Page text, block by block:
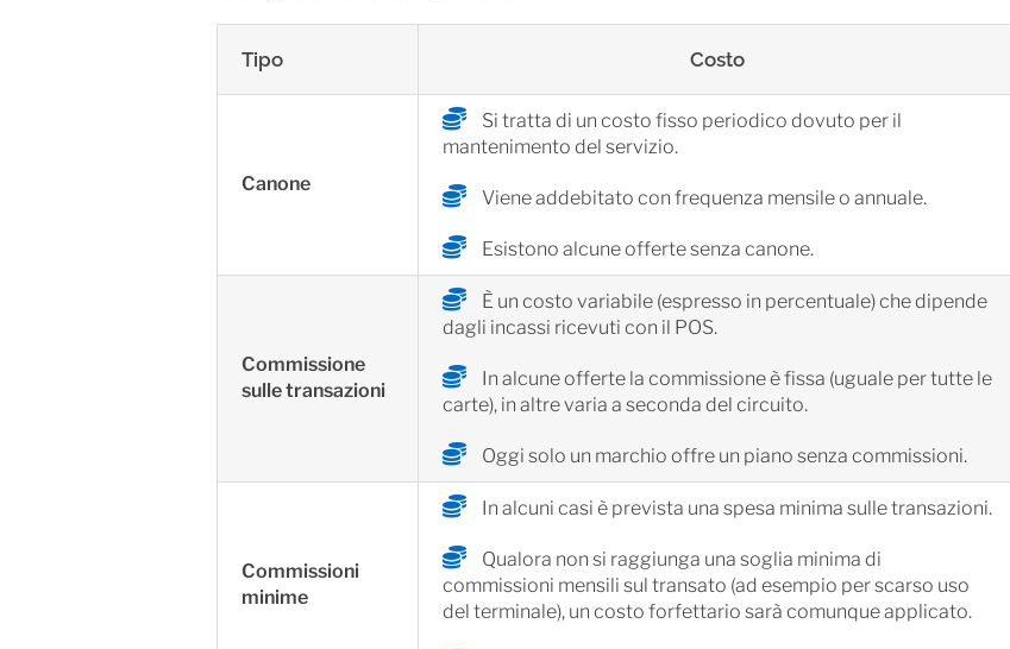
Tipo Costo
Canone
Si tratta di un costo fisso periodico dovuto per il
mantenimento del servizio.
Viene addebitato con frequenza mensile o annuale.
Esistono alcune offerte senza canone.
Commissione
sulle transazioni
È un costo variabile (espresso in percentuale) che dipende
dagli incassi ricevuti con il POS.
In alcune offerte la commissione è fissa (uguale per tutte le
carte), in altre varia a seconda del circuito.
Oggi solo un marchio offre un piano senza commissioni.
Commissioni
minime
In alcuni casi è prevista una spesa minima sulle transazioni.
Qualora non si raggiunga una soglia minima di
commissioni mensili sul transato (ad esempio per scarso uso
del terminale), un costo forfettario sarà comunque applicato.